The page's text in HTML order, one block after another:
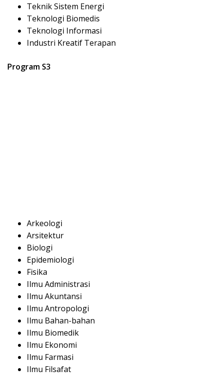
Teknik Sistem Energi
Teknologi Biomedis
Teknologi Informasi
Industri Kreatif Terapan
Program S3
Arkeologi
Arsitektur
Biologi
Epidemiologi
Fisika
Ilmu Administrasi
Ilmu Akuntansi
Ilmu Antropologi
Ilmu Bahan-bahan
Ilmu Biomedik
Ilmu Ekonomi
Ilmu Farmasi
Ilmu Filsafat